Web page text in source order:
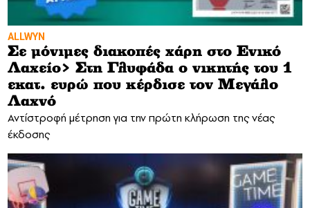
ALLWYN
Σε μόνιμες διακοπές χάρη στο Ενικό
Λαχείο> Στη Γλυφάδα ο νικητής του 1
εκατ. ευρώ που κέρδισε τον Μεγάλο
Λαχνό
Αντίστροφή μέτρηση για την πρώτη κλήρωση της νέας
έκδοσης